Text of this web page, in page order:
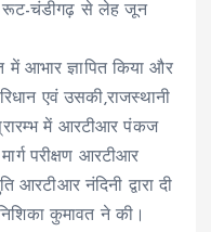
चंडीगढ़ से लेह जून
आभार ज्ञापित किया और
एवं उसकी,राजस्थानी
में आरटीआर पंकज
मार्ग परीक्षण आरटीआर
आरटीआर नंदिनी द्वारा दी
कुमावत ने की।